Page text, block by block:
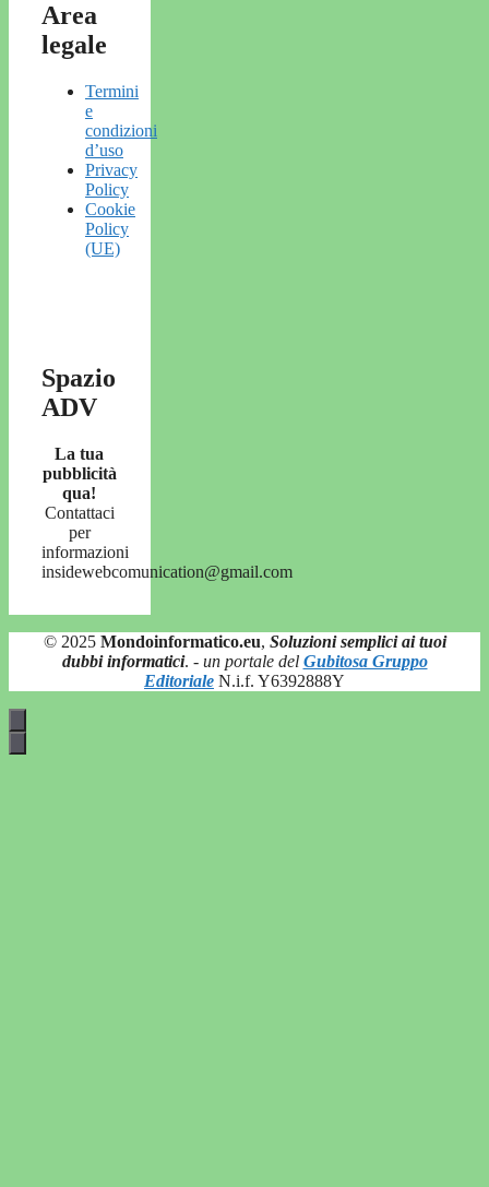
Area
legale
Termini
e
condizioni
d’uso
Privacy
Policy
Cookie
Policy
(UE)
Spazio
ADV
La tua
pubblicità
qua!
Contattaci
per
informazioni
insidewebcomunication@gmail.com
© 2025 Mondoinformatico.eu, Soluzioni semplici ai tuoi
dubbi informatici. - un portale del Gubitosa Gruppo
Editoriale N.i.f. Y6392888Y